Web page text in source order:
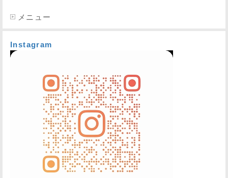
メニュー
Instagram